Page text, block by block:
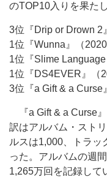
のTOP10入りを果たし
3位『Drip or Drown 2
1位『Wunna』（2020
1位『Slime Language
1位『DS4EVER』（
3位『a Gift & a Curse
『a Gift & a Curse
訳はアルバム・スト
ルスは1,000、トラッ
った。アルバムの週
1,265万回を記録して